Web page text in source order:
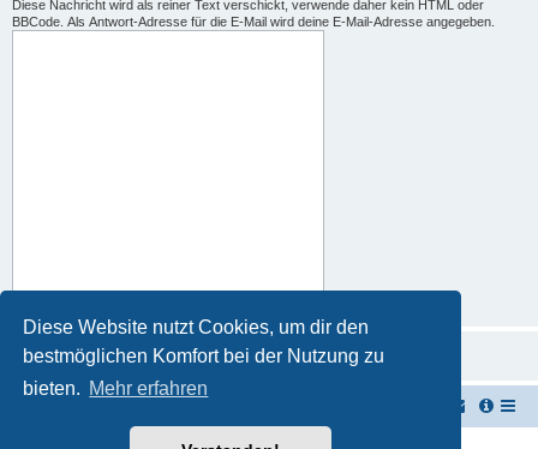
Diese Website nutzt Cookies, um dir den
bestmöglichen Komfort bei der Nutzung zu
bieten. Mehr erfahren
Diese Nachricht wird als reiner Text verschickt, verwende daher kein HTML oder
BBCode. Als Antwort-Adresse für die E-Mail wird deine E-Mail-Adresse angegeben.